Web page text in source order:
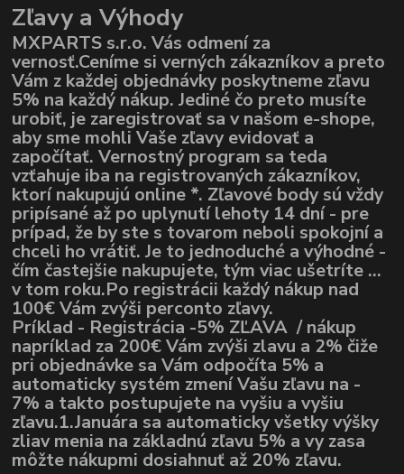
Zľavy a Výhody
MXPARTS s.r.o. Vás odmení za
vernosť.Ceníme si verných zákazníkov a preto
Vám z každej objednávky poskytneme zľavu
5% na každý nákup. Jediné čo preto musíte
urobiť, je zaregistrovať sa v našom e-shope,
aby sme mohli Vaše zľavy evidovať a
započítať. Vernostný program sa teda
vzťahuje iba na registrovaných zákazníkov,
ktorí nakupujú online *. Zľavové body sú vždy
pripísané až po uplynutí lehoty 14 dní - pre
prípad, že by ste s tovarom neboli spokojní a
chceli ho vrátiť. Je to jednoduché a výhodné -
čím častejšie nakupujete, tým viac ušetríte ...
v tom roku.Po registrácii každý nákup nad
100€ Vám zvýši perconto zľavy.
Príklad - Registrácia -5% ZĽAVA / nákup
napríklad za 200€ Vám zvýši zlavu a 2% čiže
pri objednávke sa Vám odpočíta 5% a
automaticky systém zmení Vašu zľavu na -
7% a takto postupujete na vyšiu a vyšiu
zľavu.1.Januára sa automaticky všetky výšky
zliav menia na základnú zľavu 5% a vy zasa
môžte nákupmi dosiahnuť až 20% zľavu.